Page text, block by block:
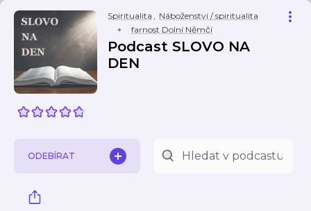
Spiritualita , Náboženství / spiritualita
farnost Dolní Němčí
Podcast SLOVO NA
DEN
ODEBÍRAT